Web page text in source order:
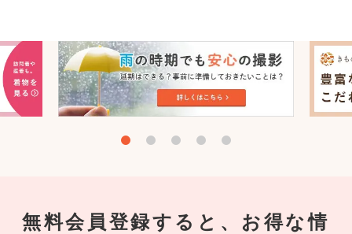
無料会員登録すると、お得な情